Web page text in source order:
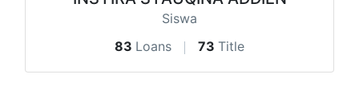
Siswa
83 Loans 73 Title